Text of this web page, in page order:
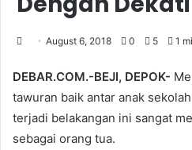
August 6, 2018 0 5 1
DEBAR.COM.-BEJI, DEPOK-
tawuran baik antar anak
terjadi belakangan ini sangat
sebagai orang tua.